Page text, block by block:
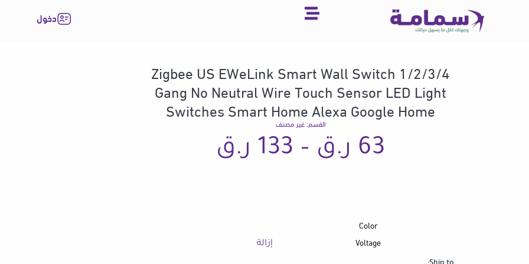
دخول
Zigbee US EWeLink Smart Wall Switch 1/2/3/4
Gang No Neutral Wire Touch Sensor LED Light
Switches Smart Home Alexa Google Home
القسم:غير مصنف
63 ر.ق –
133 ر.ق
Color
Voltage
إزالة
EWeLink